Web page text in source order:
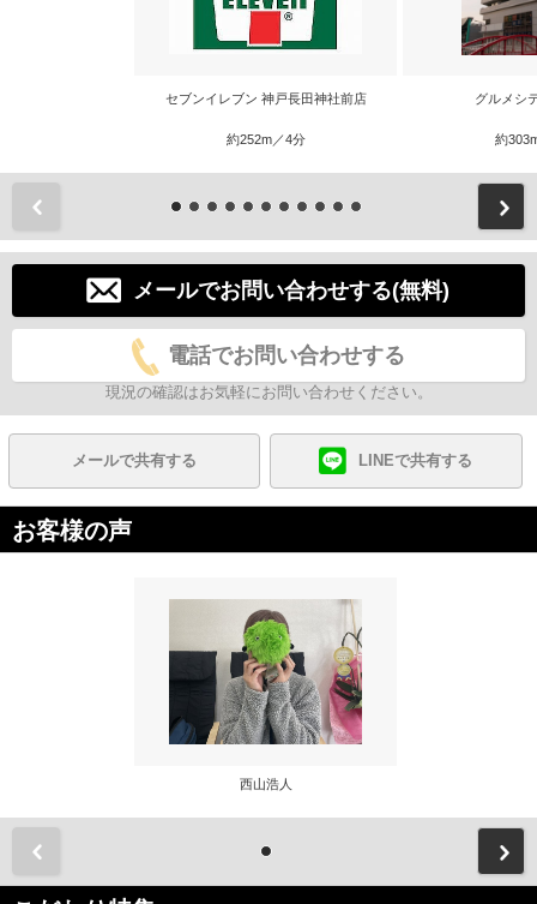
セブンイレブン 神戸長田神社前店
約252m／4分
グルメシ
約
メールでお問い合わせする(無料)
電話でお問い合わせする
現況の確認はお気軽にお問い合わせください。
メールで共有する LINEで共有する
お客様の声
西山浩人